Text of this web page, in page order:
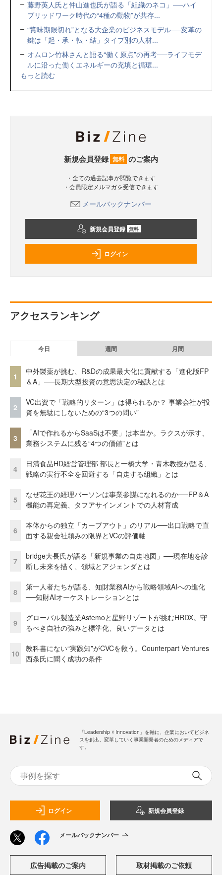
藤野英人氏と仲山進也氏が語る「組織のネコ」──ハイ
ブリッドワーク時代の“4種の動物”が共存...
“賞味期限切れ”となる大企業のビジネスモデル──変革の
鍵は「起・承・転・結」タイプ別の人材...
オムロン竹林さんと語る“働く原点”の再考──ライフモデ
ルに沿った働くエネルギーの充填と循環...
もっと読む
新規会員登録 無料 のご案内
・全ての過去記事が閲覧できます
・会員限定メルマガを受信できます
メールバックナンバー
新規会員登録 無料
ログイン
アクセスランキング
今日 週間 月間
1
中外製薬が挑む、R&Dの成果最大化に貢献する「進化版FP
＆A」──長期大型投資の意思決定の秘訣とは
2
VC出資で「戦略的リターン」は得られるか？ 事業会社が投
資を無駄にしないための“3つの問い”
3
「AIで作れるからSaaSは不要」は本当か。ラクスが示す、
業務システムに残る“4つの価値”とは
4
日清食品HD経営管理部 部長と一橋大学・青木教授が語る、
戦略の実行不全を回避する「自走する組織」とは
5
なぜ花王の経理パーソンは事業参謀になれるのか──FP＆A
機能の再定義、タフアサインメントでの人材育成
6
本体からの独立「カーブアウト」のリアル──出口戦略で直
面する親会社頼みの限界とVCの評価軸
7
bridge大長氏が語る「新規事業の自走地図」──現在地を診
断し未来を描く、領域とアジェンダとは
8
第一人者たちが語る、知財業務AIから戦略領域AIへの進化
──知財AIオーケストレーションとは
9
グローバル製造業Astemoと星野リゾートが挑むHRDX。守
るべき自社の強みと標準化、良いデータとは
10
教科書にない“実践知”がCVCを救う。Counterpart Ventures
西条氏に聞く成功の条件
「Leadership ☓ Innovation」を軸に、企業においてビジネ
スを創出、変革していく事業開発者のためのメディアで
す。
ログイン 新規会員登録
メールバックナンバー
広告掲載のご案内 取材掲載のご依頼